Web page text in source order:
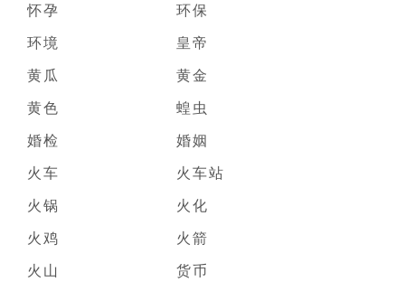
怀孕
环保
环境
皇帝
黄瓜
黄金
黄色
蝗虫
婚检
婚姻
火车
火车站
火锅
火化
火鸡
火箭
火山
货币